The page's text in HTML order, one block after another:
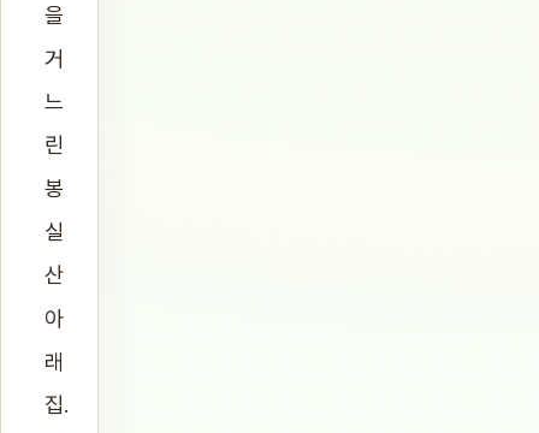
을
거
느
린
봉
실
산
아
래
집.